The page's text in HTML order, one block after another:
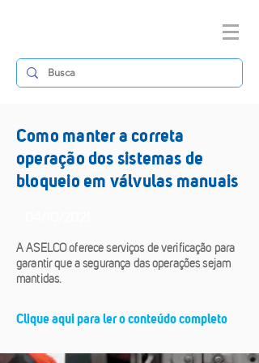
Como manter a correta
operação dos sistemas de
bloqueio em válvulas manuais
A ASELCO oferece serviços de verificação para
garantir que a segurança das operações sejam
mantidas.
Clique aqui para ler o conteúdo completo